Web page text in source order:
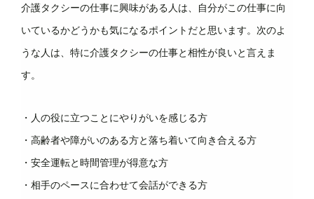
介護タクシーの仕事に興味がある人は、自分がこの仕事に向
いているかどうかも気になるポイントだと思います。次のよ
うな人は、特に介護タクシーの仕事と相性が良いと言えま
す。
・人の役に立つことにやりがいを感じる方
・高齢者や障がいのある方と落ち着いて向き合える方
・安全運転と時間管理が得意な方
・相手のペースに合わせて会話ができる方